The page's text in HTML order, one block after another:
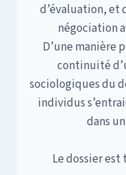
d’évaluation, et
négociation
D’une manière
continuité
sociologiques du
individus
dans
Le dossier